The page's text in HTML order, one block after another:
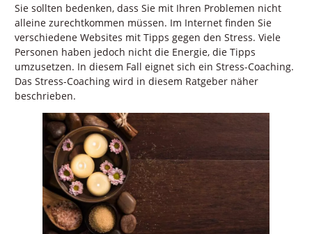
Sie sollten bedenken, dass Sie mit Ihren Problemen nicht
alleine zurechtkommen müssen. Im Internet finden Sie
verschiedene Websites mit Tipps gegen den Stress. Viele
Personen haben jedoch nicht die Energie, die Tipps
umzusetzen. In diesem Fall eignet sich ein Stress-Coaching.
Das Stress-Coaching wird in diesem Ratgeber näher
beschrieben.